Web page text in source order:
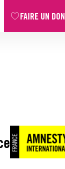
FAIRE UN DON